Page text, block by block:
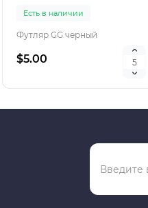
Есть в наличии
Футляр GG черный
$5.00